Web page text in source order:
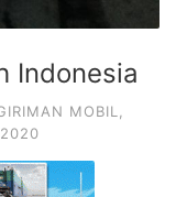
Indonesia
MOBIL